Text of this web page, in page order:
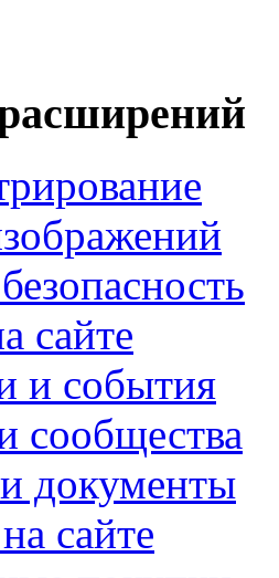
сайте
и события
сообщества
документы
сайте